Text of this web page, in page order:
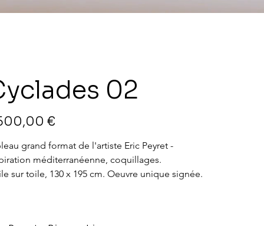
02
€
grand format de l'artiste Eric Peyret -
méditerranéenne, coquillages.
sur toile, 130 x 195 cm. Oeuvre unique signée.